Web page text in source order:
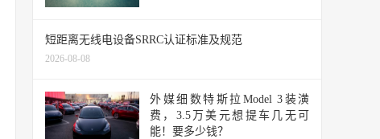
短距离无线电设备SRRC认证标准及规范
2026-08-08
外媒细数特斯拉Model 3装潢
费，3.5万美元想提车几无可
能！要多少钱？